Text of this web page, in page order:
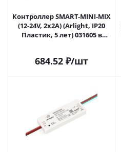
Контроллер SMART-MINI-MIX
(12-24V, 2x2A) (Arlight, IP20
Пластик, 5 лет) 031605 в
684.52 ₽/шт